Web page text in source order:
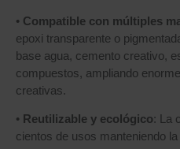
• Compatible con múltiples
epoxi transparente o
base agua, cemento creativo,
compuestos, ampliando
creativas.
• Reutilizable y ecológico: La
cientos de usos manteniendo